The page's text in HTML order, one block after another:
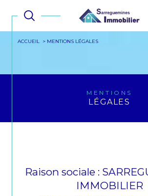
ACCUEIL MENTIONS LÉGALES
MENTIONS
LÉGALES
Raison sociale :
IMMOBILIER